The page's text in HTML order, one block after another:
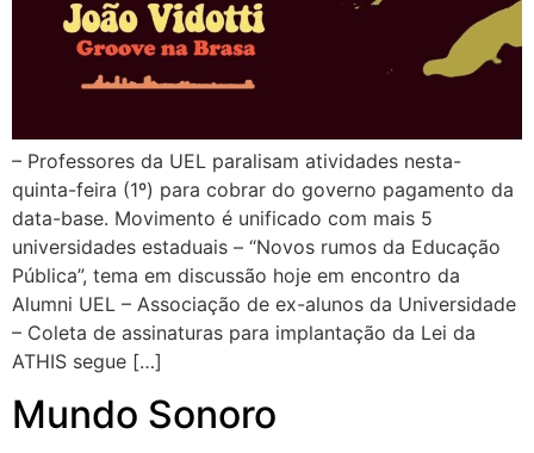
– Professores da UEL paralisam atividades nesta-
quinta-feira (1º) para cobrar do governo pagamento da
data-base. Movimento é unificado com mais 5
universidades estaduais – “Novos rumos da Educação
Pública”, tema em discussão hoje em encontro da
Alumni UEL – Associação de ex-alunos da Universidade
– Coleta de assinaturas para implantação da Lei da
ATHIS segue […]
Mundo Sonoro